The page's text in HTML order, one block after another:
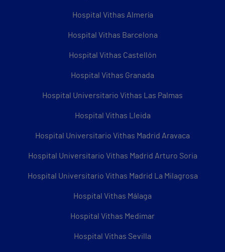
Hospital Vithas Almería
Hospital Vithas Barcelona
Hospital Vithas Castellón
Hospital Vithas Granada
Hospital Universitario Vithas Las Palmas
Hospital Vithas Lleida
Hospital Universitario Vithas Madrid Aravaca
Hospital Universitario Vithas Madrid Arturo Soria
Hospital Universitario Vithas Madrid La Milagrosa
Hospital Vithas Málaga
Hospital Vithas Medimar
Hospital Vithas Sevilla